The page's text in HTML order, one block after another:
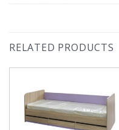
RELATED PRODUCTS